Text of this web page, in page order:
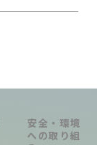
安全・環境
への取り組